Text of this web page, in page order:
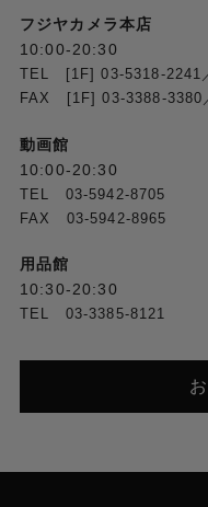
フジヤカメラ本店
10:00-20:30
TEL [1F] 03-5318-2241
FAX [1F] 03-3388-3380
動画館
10:00-20:30
TEL 03-5942-8705
FAX 03-5942-8965
用品館
10:30-20:30
TEL 03-3385-8121